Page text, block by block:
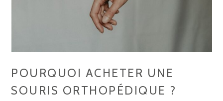
POURQUOI ACHETER UNE
SOURIS ORTHOPÉDIQUE ?